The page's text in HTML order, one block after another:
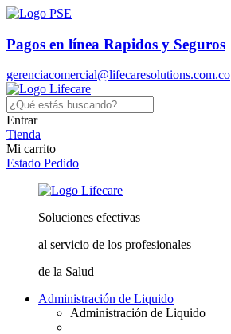
Pagos en línea Rapidos y Seguros
gerenciacomercial@lifecaresolutions.com.co
Entrar
Tienda
Mi carrito
Estado Pedido
Soluciones efectivas
al servicio de los profesionales
de la Salud
Administración de Liquido
Administración de Liquido